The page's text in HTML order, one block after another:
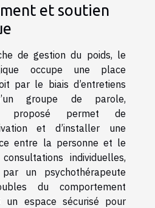
et soutien
de gestion du poids, le
occupe une place
par le biais d’entretiens
groupe de parole,
proposé permet de
et d’installer une
entre la personne et le
individuelles,
un psychothérapeute
du comportement
un espace sécurisé pour